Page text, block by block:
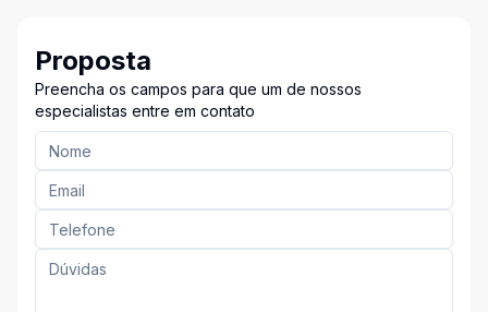
Proposta
Preencha os campos para que um de nossos
especialistas entre em contato